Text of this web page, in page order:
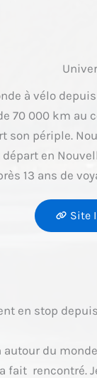
à vélo depuis
70 000 km au
son périple.
en
13 ans de
Site
en stop
du
fait